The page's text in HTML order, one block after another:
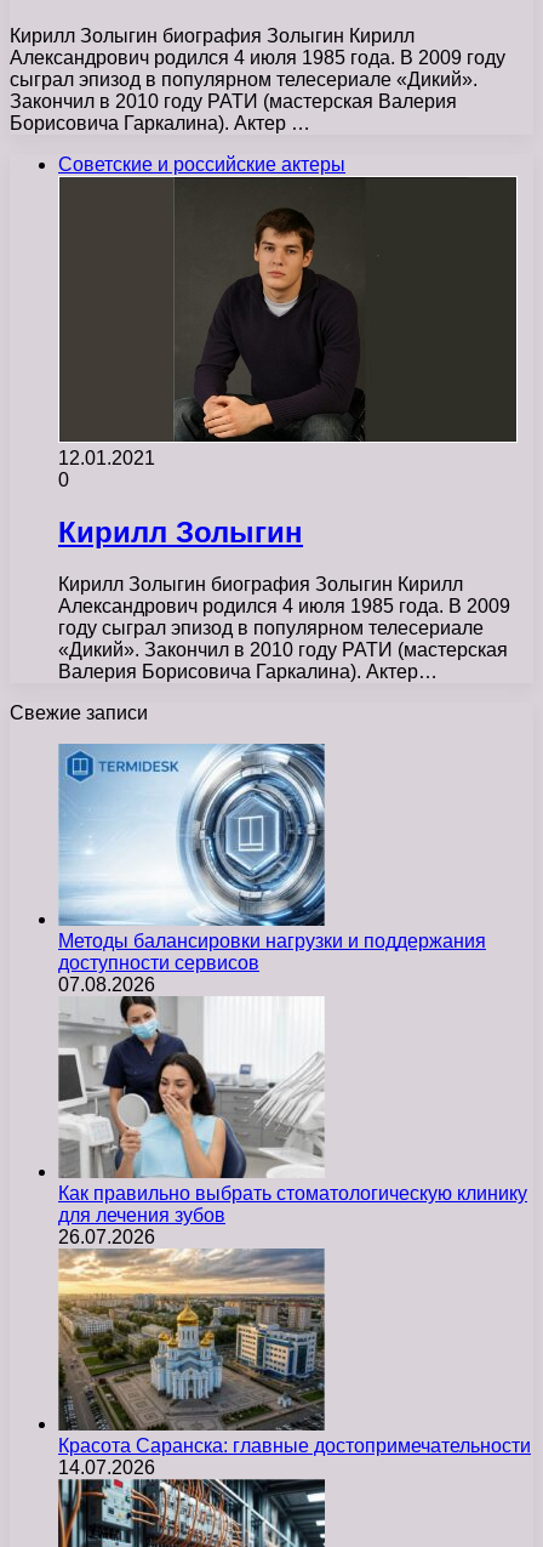
Кирилл Золыгин биография Золыгин Кирилл
Александрович родился 4 июля 1985 года. В 2009 году
сыграл эпизод в популярном телесериале «Дикий».
Закончил в 2010 году РАТИ (мастерская Валерия
Борисовича Гаркалина). Актер …
Советские и российские актеры
12.01.2021
0
Кирилл Золыгин
Кирилл Золыгин биография Золыгин Кирилл
Александрович родился 4 июля 1985 года. В 2009
году сыграл эпизод в популярном телесериале
«Дикий». Закончил в 2010 году РАТИ (мастерская
Валерия Борисовича Гаркалина). Актер…
Свежие записи
Методы балансировки нагрузки и поддержания
доступности сервисов
07.08.2026
Как правильно выбрать стоматологическую клинику
для лечения зубов
26.07.2026
Красота Саранска: главные достопримечательности
14.07.2026